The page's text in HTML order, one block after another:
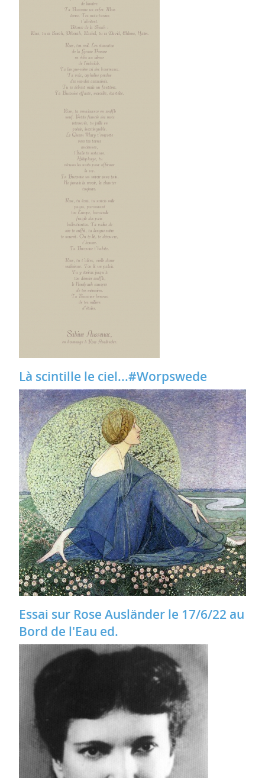
Là scintille le ciel...#Worpswede
Essai sur Rose Ausländer le 17/6/22 au
Bord de l'Eau ed.